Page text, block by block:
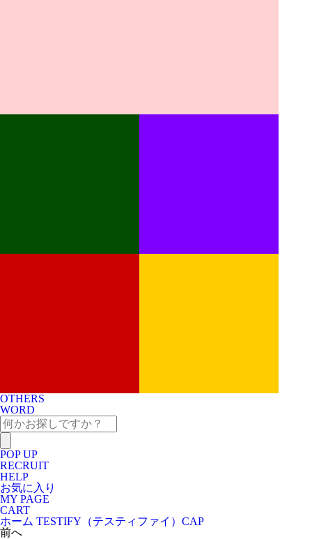
OTHERS
WORD
POP UP
RECRUIT
HELP
お気に入り
MY PAGE
CART
ホーム TESTIFY（テスティファイ） CAP
前へ